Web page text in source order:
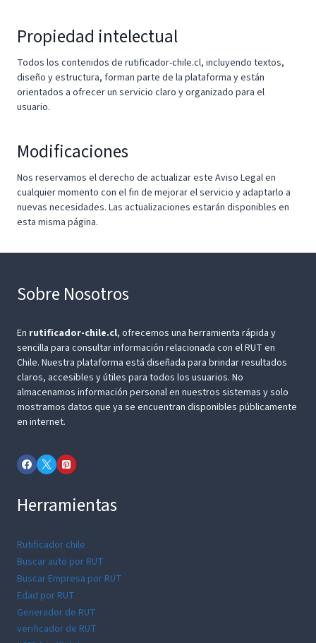
Propiedad intelectual
Todos los contenidos de rutificador-chile.cl, incluyendo textos,
diseño y estructura, forman parte de la plataforma y están
orientados a ofrecer un servicio claro y organizado para el
usuario.
Modificaciones
Nos reservamos el derecho de actualizar este Aviso Legal en
cualquier momento con el fin de mejorar el servicio y adaptarlo a
nuevas necesidades. Las actualizaciones estarán disponibles en
esta misma página.
Sobre Nosotros
En rutificador-chile.cl, ofrecemos una herramienta rápida y
sencilla para consultar información relacionada con el RUT en
Chile. Nuestra plataforma está diseñada para brindar resultados
claros, accesibles y útiles para todos los usuarios. No
almacenamos información personal en nuestros sistemas y solo
mostramos datos que ya se encuentran disponibles públicamente
en internet.
Herramientas
Rutificador chile
Buscar auto por RUT
Buscar Empresa por RUT
Edad por RUT
Generador de RUT
verificador de RUT